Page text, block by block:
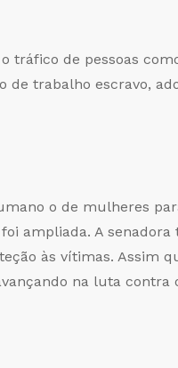
tráfico de pessoas
de trabalho escravo,
o de mulheres
ampliada. A
às vítimas. Assim
na luta contra